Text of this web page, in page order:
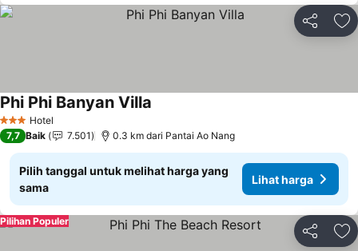
Bagikan
3 BintangHotel
Phi Phi Banyan Villa
7,7 Baik 7.501 0.3 km dari Pantai Ao Nang
Pilih tanggal untuk melihat harga yang
sama
Lihat harga
Bagikan
Pilihan Populer